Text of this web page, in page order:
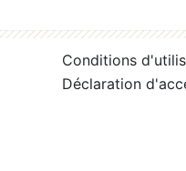
Conditions
Déclaration